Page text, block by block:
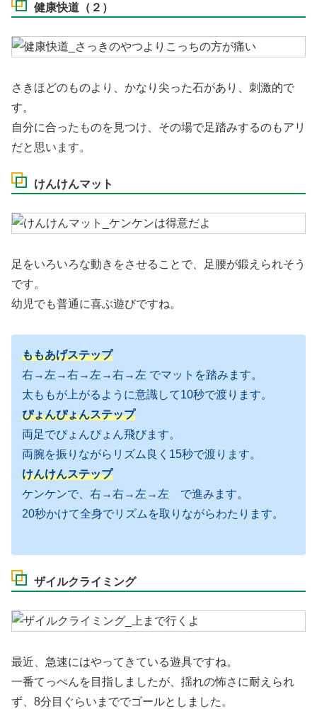
健康快道（２）
さきほどのものより、かなり尖った石があり、刺激的で
す。
自分に合ったものを見つけ、その場で足踏みするのもアリ
だと思います。
けんけんマット
足をいろいろな動きをさせることで、足腰が鍛えられそう
です。
幼児でも普通に喜ぶ遊びですね。
ももあげステップ
右→左→右→左→右→左 でマットを踏みます。
太ももが上がるように意識して10秒で渡ります。
ぴょんぴょんステップ
両足でぴょんぴょん飛びます。
両腕を振りながらリズム良く15秒で渡ります。
けんけんステップ
ケンケンで、右→右→左→左 で進みます。
20秒かけて全身でリズムを取りながらわたります。
ザイルクライミング
最近、急速にはやってきている遊具ですね。
一番てっぺんを目指しましたが、揺れの怖さに耐えられ
ず、8分目ぐらいまででゴールとしました。